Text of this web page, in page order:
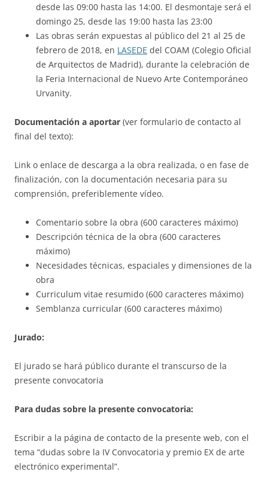
desde las 09:00 hasta las 14:00. El desmontaje será el
domingo 25, desde las 19:00 hasta las 23:00
Las obras serán expuestas al público del 21 al 25 de
febrero de 2018, en LASEDE del COAM (Colegio Oficial
de Arquitectos de Madrid), durante la celebración de
la Feria Internacional de Nuevo Arte Contemporáneo
Urvanity.
Documentación a aportar (ver formulario de contacto al
final del texto):
Link o enlace de descarga a la obra realizada, o en fase de
finalización, con la documentación necesaria para su
comprensión, preferiblemente vídeo.
Comentario sobre la obra (600 caracteres máximo)
Descripción técnica de la obra (600 caracteres
máximo)
Necesidades técnicas, espaciales y dimensiones de la
obra
Curriculum vitae resumido (600 caracteres máximo)
Semblanza curricular (600 caracteres máximo)
Jurado:
El jurado se hará público durante el transcurso de la
presente convocatoria
Para dudas sobre la presente convocatoria:
Escribir a la página de contacto de la presente web, con el
tema “dudas sobre la IV Convocatoria y premio EX de arte
electrónico experimental”.